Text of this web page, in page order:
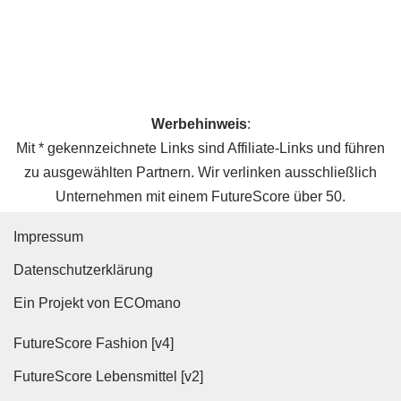
Werbehinweis:
Mit * gekennzeichnete Links sind Affiliate-Links und führen
zu ausgewählten Partnern. Wir verlinken ausschließlich
Unternehmen mit einem FutureScore über 50.
Impressum
Datenschutz­erklärung
Ein Projekt von ECOmano
FutureScore Fashion [v4]
FutureScore Lebensmittel [v2]